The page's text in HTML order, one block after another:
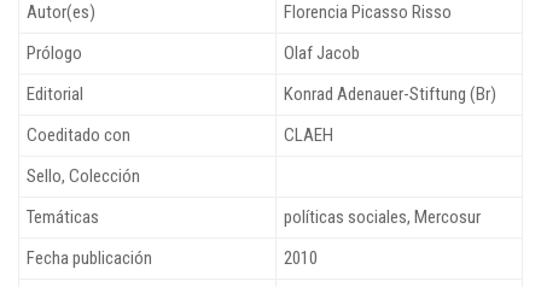
Autor(es)
Florencia Picasso Risso
Prólogo
Olaf Jacob
Editorial
Konrad Adenauer-Stiftung (Br)
Coeditado con
CLAEH
Sello, Colección
Temáticas
políticas sociales, Mercosur
Fecha publicación
2010